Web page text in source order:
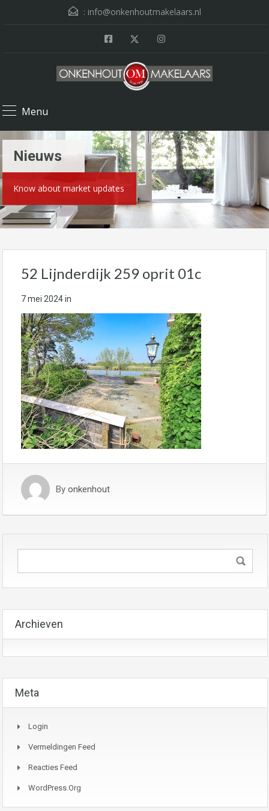
: info@onkenhoutmakelaars.nl
Menu
Nieuws
Know about market updates
52 Lijnderdijk 259 oprit 01c
7 mei 2024in
By onkenhout
Archieven
Meta
Login
Vermeldingen Feed
Reacties Feed
WordPress.org